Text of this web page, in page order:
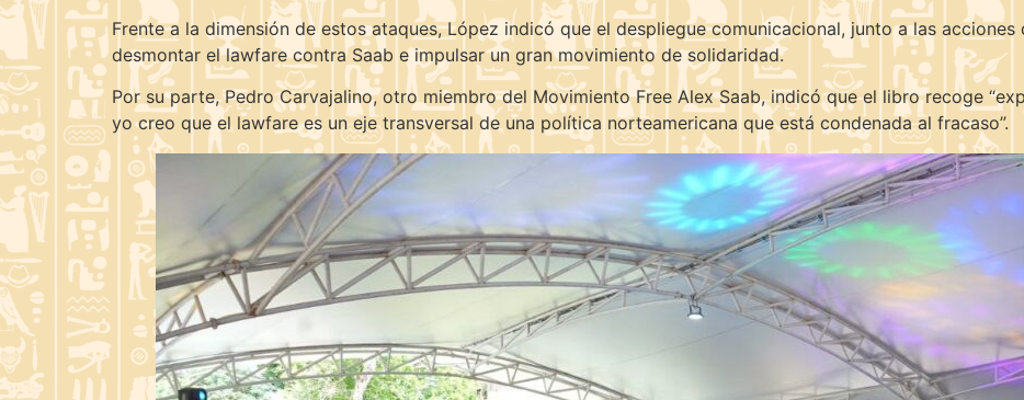
Frente a la dimensión de estos ataques, López indicó que el despliegue comunicacional, junto a las
desmontar el lawfare contra Saab e impulsar un gran movimiento de solidaridad.
Por su parte, Pedro Carvajalino, otro miembro del Movimiento Free Alex Saab, indicó que el libro recoge
yo creo que el lawfare es un eje transversal de una política norteamericana que está condenada al fracaso”.